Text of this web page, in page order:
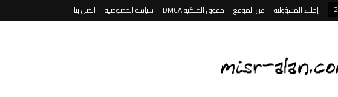
إخلاء المسؤولية عن الموقع حقوق الملكية DMCA سياسة الخصوصية اتصل بنا